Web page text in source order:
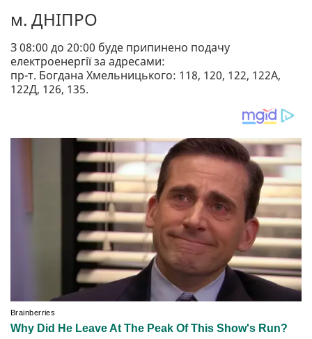
м. ДНІПРО
З 08:00 до 20:00 буде припинено подачу
електроенергії за адресами:
пр-т. Богдана Хмельницького: 118, 120, 122, 122А,
122Д, 126, 135.